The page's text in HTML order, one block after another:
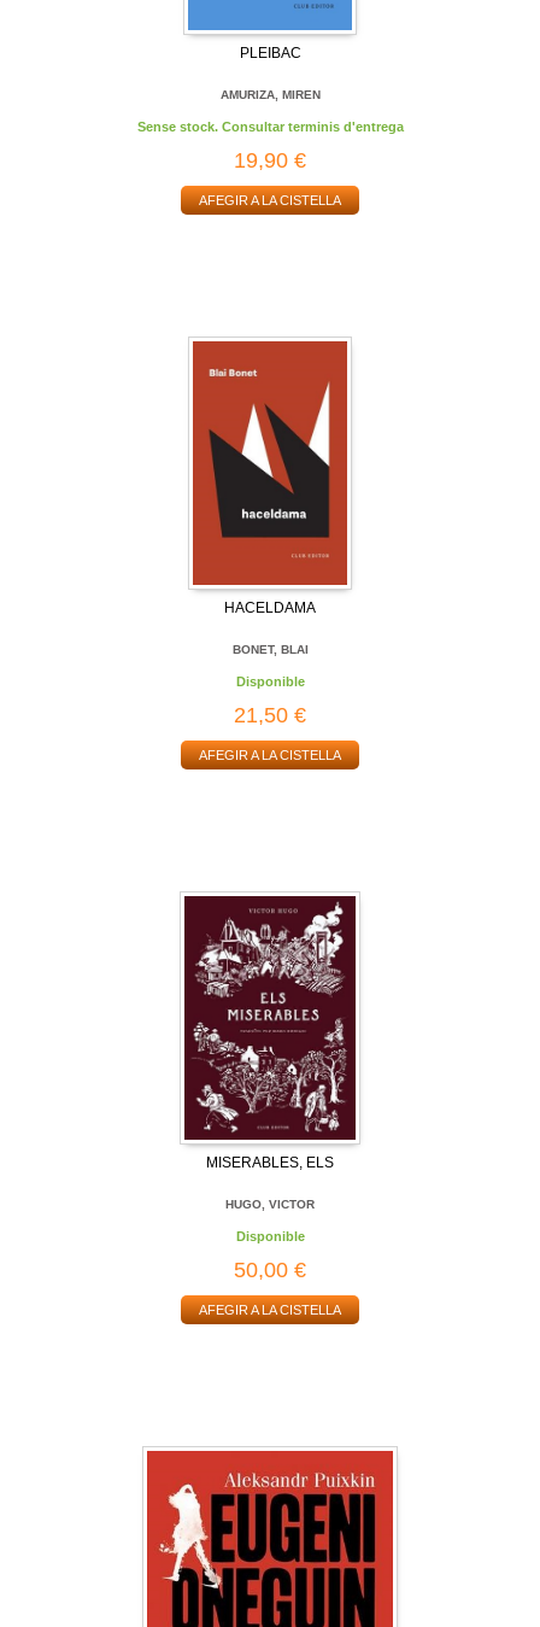
PLEIBAC
AMURIZA, MIREN
Sense stock. Consultar terminis d'entrega
19,90 €
AFEGIR A LA CISTELLA
HACELDAMA
BONET, BLAI
Disponible
21,50 €
AFEGIR A LA CISTELLA
MISERABLES, ELS
HUGO, VICTOR
Disponible
50,00 €
AFEGIR A LA CISTELLA